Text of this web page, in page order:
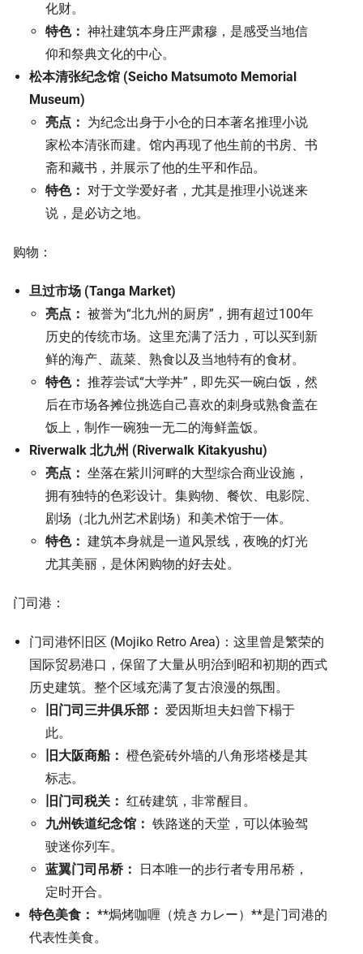
化财。
特色： 神社建筑本身庄严肃穆，是感受当地信
仰和祭典文化的中心。
松本清张纪念馆 (Seicho Matsumoto Memorial
Museum)
亮点： 为纪念出身于小仓的日本著名推理小说
家松本清张而建。馆内再现了他生前的书房、书
斋和藏书，并展示了他的生平和作品。
特色： 对于文学爱好者，尤其是推理小说迷来
说，是必访之地。
购物：
旦过市场 (Tanga Market)
亮点： 被誉为“北九州的厨房”，拥有超过100年
历史的传统市场。这里充满了活力，可以买到新
鲜的海产、蔬菜、熟食以及当地特有的食材。
特色： 推荐尝试“大学丼”，即先买一碗白饭，然
后在市场各摊位挑选自己喜欢的刺身或熟食盖在
饭上，制作一碗独一无二的海鲜盖饭。
Riverwalk 北九州 (Riverwalk Kitakyushu)
亮点： 坐落在紫川河畔的大型综合商业设施，
拥有独特的色彩设计。集购物、餐饮、电影院、
剧场（北九州艺术剧场）和美术馆于一体。
特色： 建筑本身就是一道风景线，夜晚的灯光
尤其美丽，是休闲购物的好去处。
门司港：
门司港怀旧区 (Mojiko Retro Area)：这里曾是繁荣的
国际贸易港口，保留了大量从明治到昭和初期的西式
历史建筑。整个区域充满了复古浪漫的氛围。
旧门司三井俱乐部： 爱因斯坦夫妇曾下榻于
此。
旧大阪商船： 橙色瓷砖外墙的八角形塔楼是其
标志。
旧门司税关： 红砖建筑，非常醒目。
九州铁道纪念馆： 铁路迷的天堂，可以体验驾
驶迷你列车。
蓝翼门司吊桥：
日本唯一的步行者专用吊桥，
定时开合。
特色美食： **焗烤咖喱（焼きカレー）**是门司港的
代表性美食。